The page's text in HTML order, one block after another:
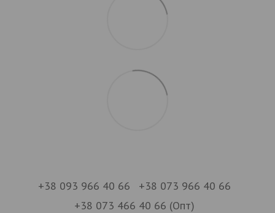
+38 093 966 40 66
+38 073 966 40 66
+38 073 466 40 66 (Опт)